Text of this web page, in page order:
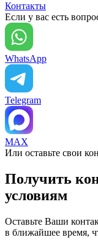
Контакты
Если у вас есть
WhatsApp
Telegram
MAX
Или оставьте свои
Получить
условиям
Оставьте Ваши
в ближайшее время,